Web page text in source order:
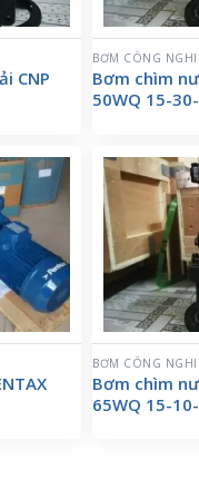
CNP
BƠM CÔNG
Bơm chìm
50WQ 15-
BƠM CÔNG
Bơm chìm
65WQ 15-